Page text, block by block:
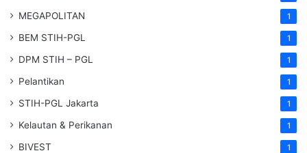
MEGAPOLITAN 1
BEM STIH-PGL 1
DPM STIH – PGL 1
Pelantikan 1
STIH-PGL Jakarta 1
Kelautan & Perikanan 1
BIVEST 1